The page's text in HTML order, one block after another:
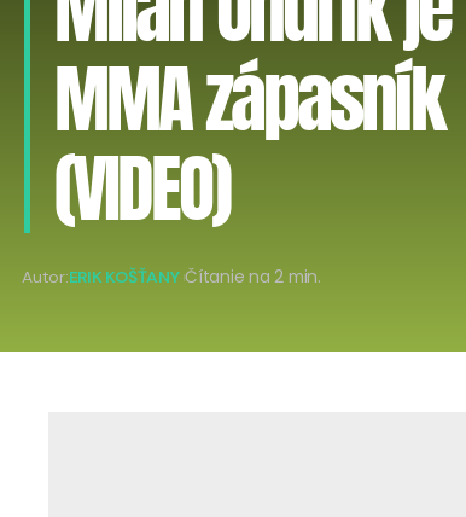
MMA zápasník
(VIDEO)
Autor:ERIK KOŠŤANY Čítanie na 2 min.